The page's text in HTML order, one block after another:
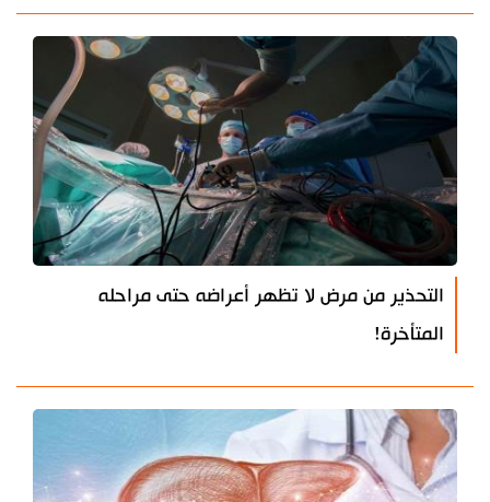
التحذير من مرض لا تظهر أعراضه حتى مراحله
المتأخرة!